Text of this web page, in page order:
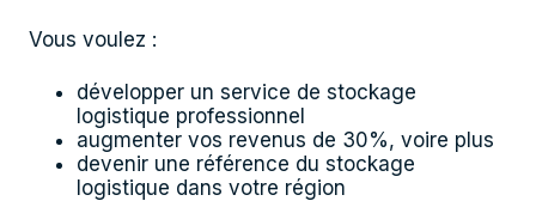
Vous voulez :
développer un service de stockage
logistique professionnel
augmenter vos revenus de 30%, voire plus
devenir une référence du stockage
logistique dans votre région